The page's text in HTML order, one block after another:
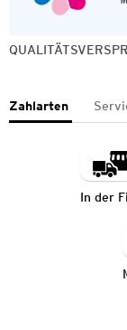
Zahlarten
In der